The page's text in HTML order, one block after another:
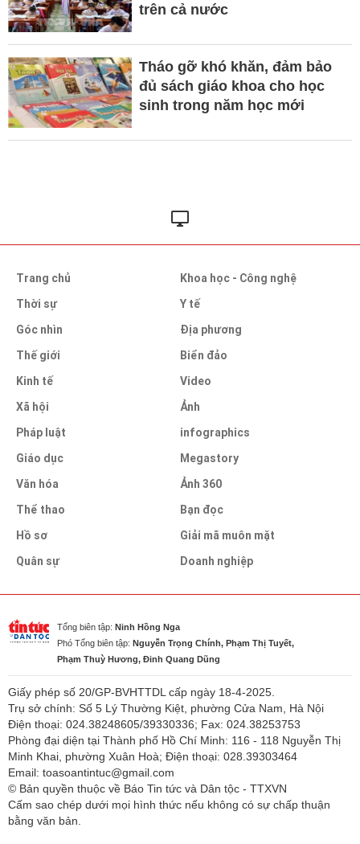
trên cả nước
Tháo gỡ khó khăn, đảm bảo
đủ sách giáo khoa cho học
sinh trong năm học mới
Trang chủ
Thời sự
Góc nhìn
Thế giới
Kinh tế
Xã hội
Pháp luật
Giáo dục
Văn hóa
Thể thao
Hồ sơ
Quân sự
Khoa học - Công nghệ
Y tế
Địa phương
Biển đảo
Video
Ảnh
infographics
Megastory
Ảnh 360
Bạn đọc
Giải mã muôn mặt
Doanh nghiệp
Tổng biên tập: Ninh Hồng Nga
Phó Tổng biên tập: Nguyễn Trọng Chính, Phạm Thị Tuyết,
Phạm Thuỳ Hương, Đinh Quang Dũng
Giấy phép số 20/GP-BVHTTDL cấp ngày 18-4-2025.
Trụ sở chính: Số 5 Lý Thường Kiệt, phường Cửa Nam, Hà Nội
Điện thoại: 024.38248605/39330336; Fax: 024.38253753
Phòng đại diện tại Thành phố Hồ Chí Minh: 116 - 118 Nguyễn Thị
Minh Khai, phường Xuân Hoà; Điện thoại: 028.39303464
Email: toasoantintuc@gmail.com
© Bản quyền thuộc về Báo Tin tức và Dân tộc - TTXVN
Cấm sao chép dưới mọi hình thức nếu không có sự chấp thuận
bằng văn bản.